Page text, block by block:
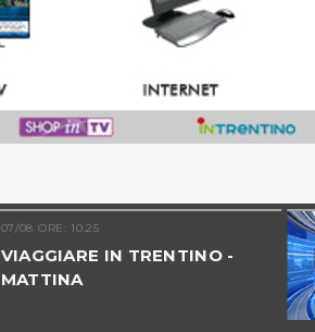
07/08 ORE: 10.25
VIAGGIARE IN TRENTINO -
MATTINA